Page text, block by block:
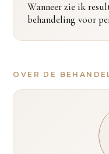
Wanneer zie ik
behandeling voor
OVER DE